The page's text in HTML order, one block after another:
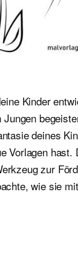
Kinder
deines
Vorlagen hast.
zur
wie sie